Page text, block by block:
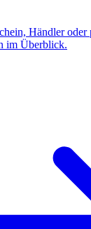
Händler
im Überblick.